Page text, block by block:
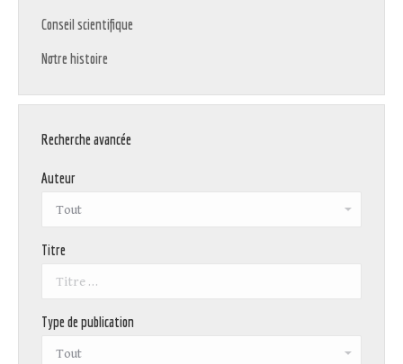
Conseil scientifique
Notre histoire
Recherche avancée
Auteur
Titre
Type de publication